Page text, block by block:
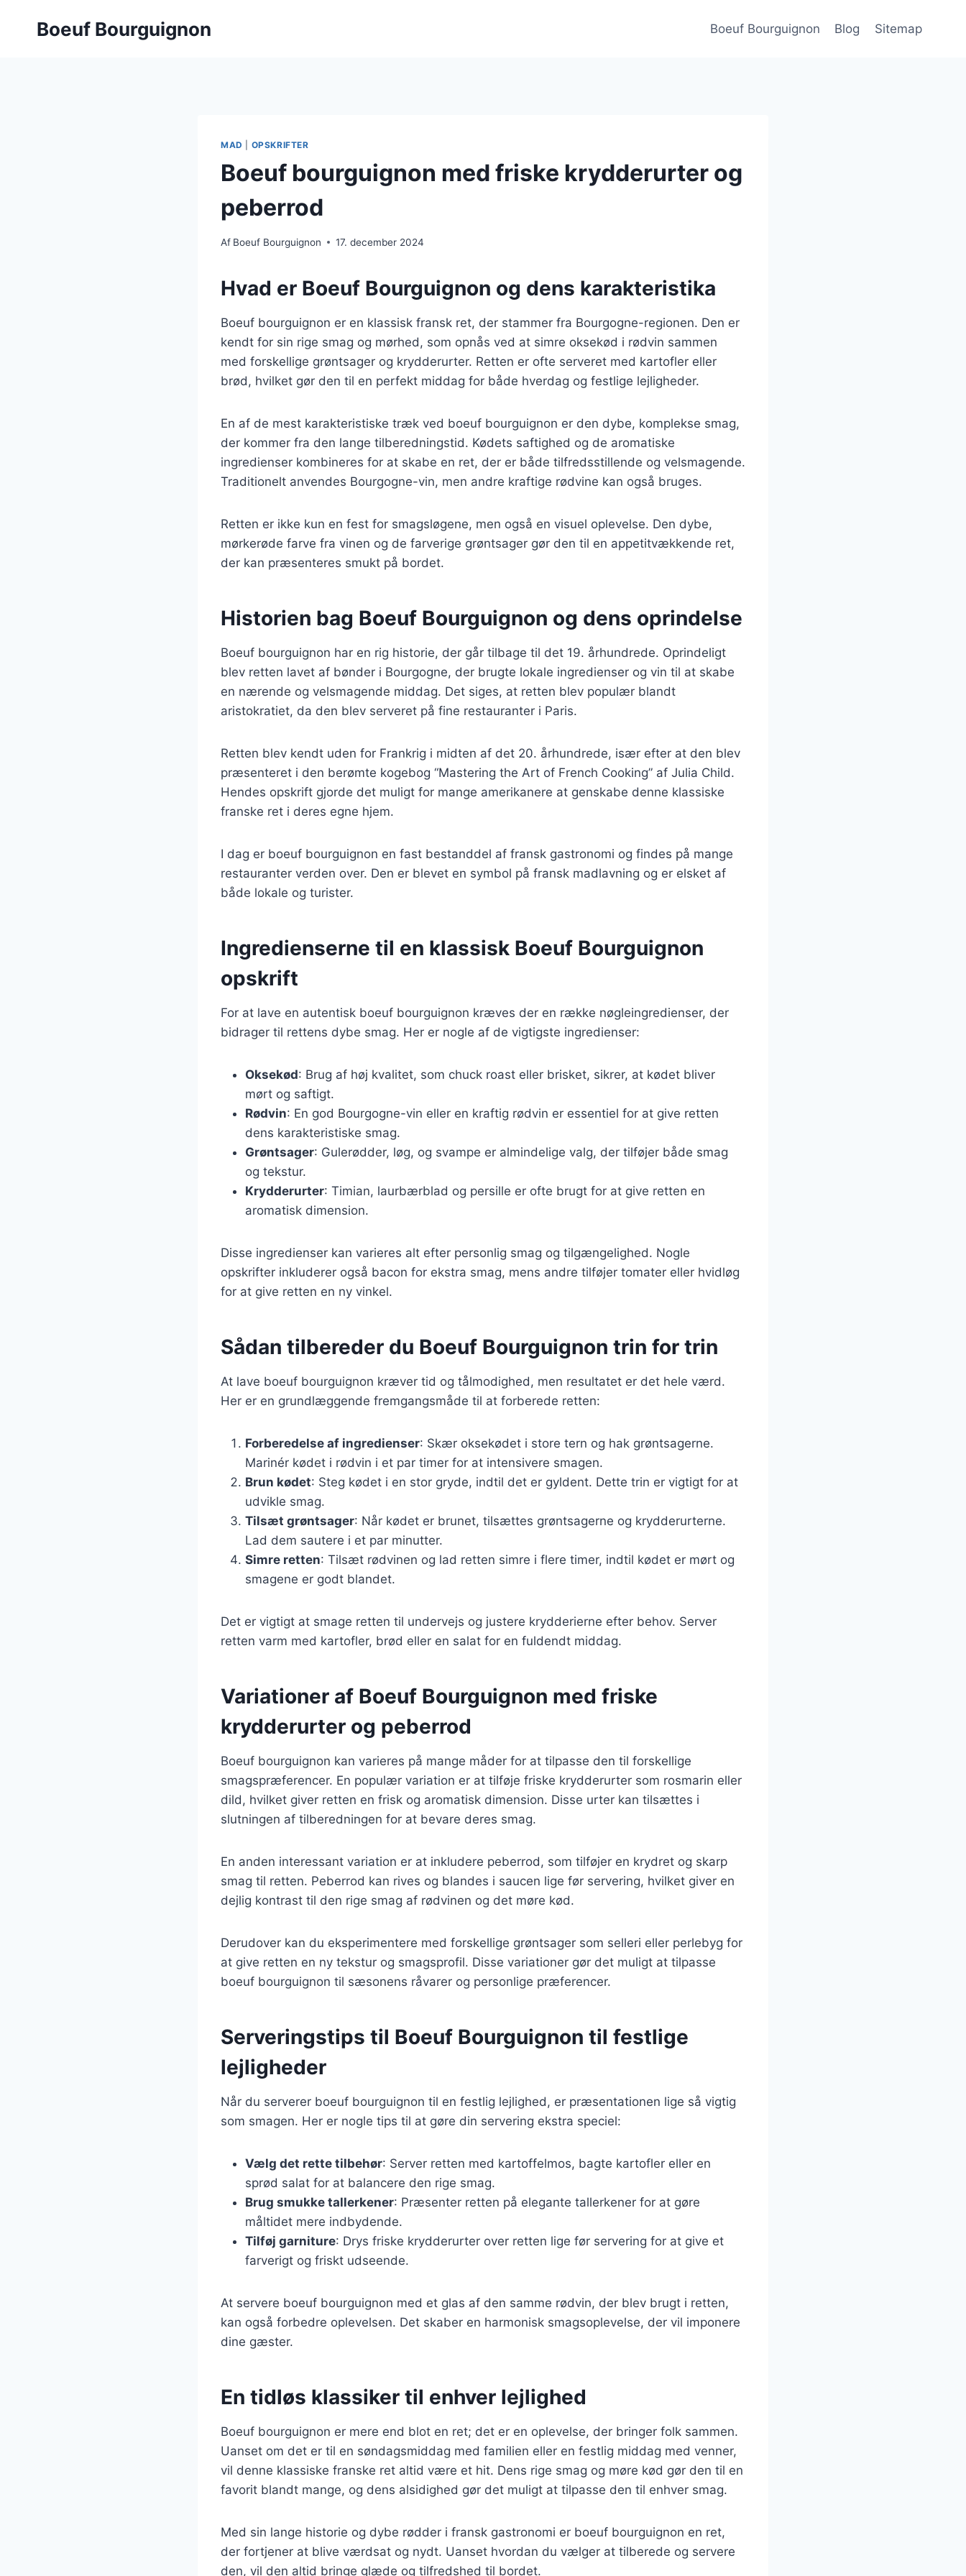
Boeuf Bourguignon Boeuf Bourguignon Blog Sitemap
MAD OPSKRIFTER
Boeuf bourguignon med friske krydderurter og
peberrod
Af Boeuf Bourguignon 17. december 2024
Hvad er Boeuf Bourguignon og dens karakteristika
Boeuf bourguignon er en klassisk fransk ret, der stammer fra Bourgogne-regionen. Den er
kendt for sin rige smag og mørhed, som opnås ved at simre oksekød i rødvin sammen
med forskellige grøntsager og krydderurter. Retten er ofte serveret med kartofler eller
brød, hvilket gør den til en perfekt middag for både hverdag og festlige lejligheder.
En af de mest karakteristiske træk ved boeuf bourguignon er den dybe, komplekse smag,
der kommer fra den lange tilberedningstid. Kødets saftighed og de aromatiske
ingredienser kombineres for at skabe en ret, der er både tilfredsstillende og velsmagende.
Traditionelt anvendes Bourgogne-vin, men andre kraftige rødvine kan også bruges.
Retten er ikke kun en fest for smagsløgene, men også en visuel oplevelse. Den dybe,
mørkerøde farve fra vinen og de farverige grøntsager gør den til en appetitvækkende ret,
der kan præsenteres smukt på bordet.
Historien bag Boeuf Bourguignon og dens oprindelse
Boeuf bourguignon har en rig historie, der går tilbage til det 19. århundrede. Oprindeligt
blev retten lavet af bønder i Bourgogne, der brugte lokale ingredienser og vin til at skabe
en nærende og velsmagende middag. Det siges, at retten blev populær blandt
aristokratiet, da den blev serveret på fine restauranter i Paris.
Retten blev kendt uden for Frankrig i midten af det 20. århundrede, især efter at den blev
præsenteret i den berømte kogebog “Mastering the Art of French Cooking” af Julia Child.
Hendes opskrift gjorde det muligt for mange amerikanere at genskabe denne klassiske
franske ret i deres egne hjem.
I dag er boeuf bourguignon en fast bestanddel af fransk gastronomi og findes på mange
restauranter verden over. Den er blevet en symbol på fransk madlavning og er elsket af
både lokale og turister.
Ingredienserne til en klassisk Boeuf Bourguignon
opskrift
For at lave en autentisk boeuf bourguignon kræves der en række nøgleingredienser, der
bidrager til rettens dybe smag. Her er nogle af de vigtigste ingredienser:
Oksekød: Brug af høj kvalitet, som chuck roast eller brisket, sikrer, at kødet bliver
mørt og saftigt.
Rødvin: En god Bourgogne-vin eller en kraftig rødvin er essentiel for at give retten
dens karakteristiske smag.
Grøntsager: Gulerødder, løg, og svampe er almindelige valg, der tilføjer både smag
og tekstur.
Krydderurter: Timian, laurbærblad og persille er ofte brugt for at give retten en
aromatisk dimension.
Disse ingredienser kan varieres alt efter personlig smag og tilgængelighed. Nogle
opskrifter inkluderer også bacon for ekstra smag, mens andre tilføjer tomater eller hvidløg
for at give retten en ny vinkel.
Sådan tilbereder du Boeuf Bourguignon trin for trin
At lave boeuf bourguignon kræver tid og tålmodighed, men resultatet er det hele værd.
Her er en grundlæggende fremgangsmåde til at forberede retten:
Forberedelse af ingredienser: Skær oksekødet i store tern og hak grøntsagerne.
Marinér kødet i rødvin i et par timer for at intensivere smagen.
Brun kødet: Steg kødet i en stor gryde, indtil det er gyldent. Dette trin er vigtigt for at
udvikle smag.
Tilsæt grøntsager: Når kødet er brunet, tilsættes grøntsagerne og krydderurterne.
Lad dem sautere i et par minutter.
Simre retten: Tilsæt rødvinen og lad retten simre i flere timer, indtil kødet er mørt og
smagene er godt blandet.
Det er vigtigt at smage retten til undervejs og justere krydderierne efter behov. Server
retten varm med kartofler, brød eller en salat for en fuldendt middag.
Variationer af Boeuf Bourguignon med friske
krydderurter og peberrod
Boeuf bourguignon kan varieres på mange måder for at tilpasse den til forskellige
smagspræferencer. En populær variation er at tilføje friske krydderurter som rosmarin eller
dild, hvilket giver retten en frisk og aromatisk dimension. Disse urter kan tilsættes i
slutningen af tilberedningen for at bevare deres smag.
En anden interessant variation er at inkludere peberrod, som tilføjer en krydret og skarp
smag til retten. Peberrod kan rives og blandes i saucen lige før servering, hvilket giver en
dejlig kontrast til den rige smag af rødvinen og det møre kød.
Derudover kan du eksperimentere med forskellige grøntsager som selleri eller perlebyg for
at give retten en ny tekstur og smagsprofil. Disse variationer gør det muligt at tilpasse
boeuf bourguignon til sæsonens råvarer og personlige præferencer.
Serveringstips til Boeuf Bourguignon til festlige
lejligheder
Når du serverer boeuf bourguignon til en festlig lejlighed, er præsentationen lige så vigtig
som smagen. Her er nogle tips til at gøre din servering ekstra speciel:
Vælg det rette tilbehør: Server retten med kartoffelmos, bagte kartofler eller en
sprød salat for at balancere den rige smag.
Brug smukke tallerkener: Præsenter retten på elegante tallerkener for at gøre
måltidet mere indbydende.
Tilføj garniture: Drys friske krydderurter over retten lige før servering for at give et
farverigt og friskt udseende.
At servere boeuf bourguignon med et glas af den samme rødvin, der blev brugt i retten,
kan også forbedre oplevelsen. Det skaber en harmonisk smagsoplevelse, der vil imponere
dine gæster.
En tidløs klassiker til enhver lejlighed
Boeuf bourguignon er mere end blot en ret; det er en oplevelse, der bringer folk sammen.
Uanset om det er til en søndagsmiddag med familien eller en festlig middag med venner,
vil denne klassiske franske ret altid være et hit. Dens rige smag og møre kød gør den til en
favorit blandt mange, og dens alsidighed gør det muligt at tilpasse den til enhver smag.
Med sin lange historie og dybe rødder i fransk gastronomi er boeuf bourguignon en ret,
der fortjener at blive værdsat og nydt. Uanset hvordan du vælger at tilberede og servere
den, vil den altid bringe glæde og tilfredshed til bordet.